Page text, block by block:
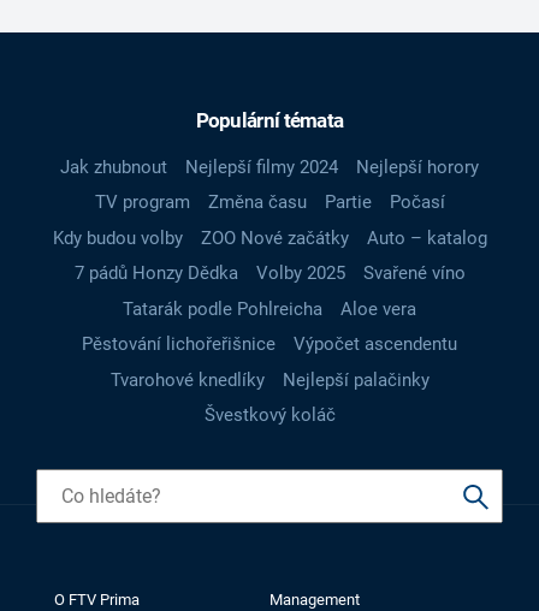
Populární témata
Jak zhubnout Nejlepší filmy 2024
Nejlepší horory
TV program
Změna času Partie
Počasí
Kdy budou volby
ZOO Nové začátky
Auto – katalog
7 pádů Honzy Dědka
Volby 2025
Svařené víno
Tatarák podle Pohlreicha
Aloe vera
Pěstování lichořeřišnice
Výpočet ascendentu
Tvarohové knedlíky
Nejlepší palačinky
Švestkový koláč
O FTV Prima
Management